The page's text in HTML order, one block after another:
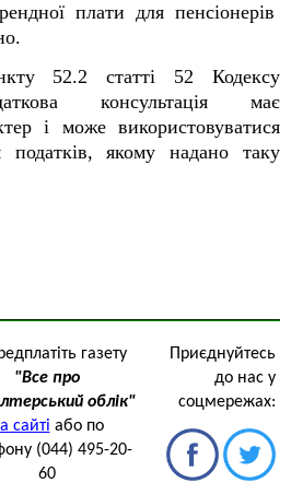
плати для пенсіонерів
52.2 статті 52 Кодексу
консультація має
і може використовуватися
якому надано таку
газету
"Все про
облік"
сайті або по
(044) 495-20-
60
Приєднуйтесь
до нас у
соцмережах: